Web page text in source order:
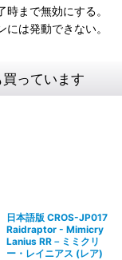
まで無効にする。
は発動できない。
っています
日本語版 CROS-JP017
Raidraptor - Mimicry
Lanius RR－ミミクリ
ー・レイニアス (レア)